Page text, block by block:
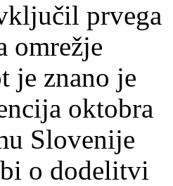
prvega
omrežje
je znano je
oktobra
Slovenije
o dodelitvi